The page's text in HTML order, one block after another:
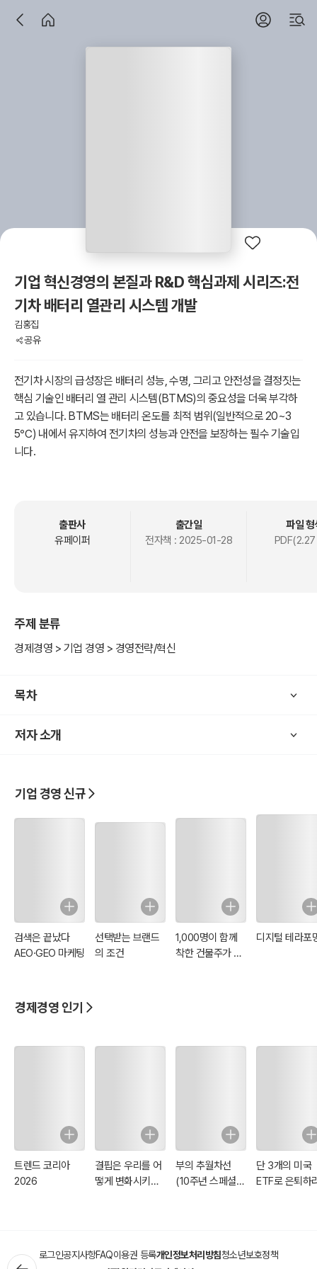
기업 혁신경영의 본질과 R&D 핵심과제 시리즈:전
기차 배터리 열관리 시스템 개발
김홍집
공유
전기차 시장의 급성장은 배터리 성능, 수명, 그리고 안전성을 결정짓는
핵심 기술인 배터리 열 관리 시스템(BTMS)의 중요성을 더욱 부각하
고 있습니다. BTMS는 배터리 온도를 최적 범위(일반적으로 20~3
5℃) 내에서 유지하여 전기차의 성능과 안전을 보장하는 필수 기술입
니다.
간을 단축하며, 주행 거리를 4~8% 증가시키는 방법 등 BTMS의 실
질적 효과를 상세히 다룹니다. 또한, 탑승자의 실내 환경을 쾌적하게
기술들이 BTMS의 한계를 뛰어넘고 있으며, 인공지능(AI)과 모델 기
반 설계(MBD)를 활용한 최적화가 기술 성능을 한층 더 강화하고 있습
출판사
유페이퍼
출간일
전자책 : 2025-01-28
파일 형
주제 분류
경제경영 > 기업 경영 > 경영전략/혁신
목차
저자 소개
기업 경영 신규
검색은 끝났다
AEO·GEO 마케팅
선택받는 브랜드
의 조건
1,000명이 함께
착한 건물주가 되
디지털 테라포
경제경영 인기
트렌드 코리아
2026
결핍은 우리를 어
떻게 변화시키는
부의 추월차선
(10주년 스페셜
단 3개의 미국
ETF로 은퇴하
로그인공지사항FAQ이용권 등록개인정보처리방침청소년보호정책